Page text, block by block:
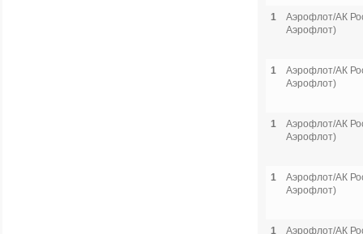
1
Аэрофлот/АК
Аэрофлот)
1
Аэрофлот/АК
Аэрофлот)
1
Аэрофлот/АК
Аэрофлот)
1
Аэрофлот/АК
Аэрофлот)
1
Аэрофлот/АК